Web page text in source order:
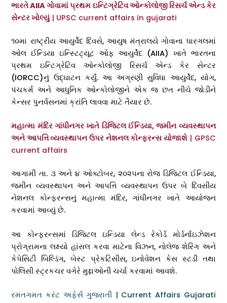
ભારતે AIIA ગોવામાં પ્રથમ ઇન્ટિગ્રેટિવ ઓન્કોલોજી રિસર્ચ એન્ડ કેર
સેન્ટર ખોલ્યું| UPSC current affairs in gujarati
૧૦મા રાષ્ટ્રીય આયુર્વેદ દિવસે, આયુષ મંત્રાલયે ગોવાના ધારગલમાં
ઓલ ઈન્ડિયા ઇન્સ્ટિટ્યૂટ ઓફ આયુર્વેદ (AIIA) ખાતે ભારતના
પ્રથમ ઇન્ટિગ્રેટિવ ઓન્કોલોજી રિસર્ચ એન્ડ કેર સેન્ટર
(IORCC)નું ઉદ્ઘાટન કર્યું. આ અગ્રણી સુવિધા આયુર્વેદ, યોગ,
પંચકર્મ અને આધુનિક ઓન્કોલોજીને એક જ છત નીચે જોડીને
કેન્સર પુનર્વસનમાં ક્રાંતિ લાવવા માટે તૈયાર છે.
મહાત્મા મંદિર ગાંધીનગર ખાતે ડિજિટલ ઈન્ડિયા, જમીન વ્યવસ્થાપન
અને આપત્તિ વ્યવસ્થાપન ઉપર નેશનલ કોન્ફરન્સ યોજાશે| GPSC
current affairs
આગામી તા. ૩ અને ૪ ઓક્ટોબર, ૨૦૨૫ના રોજ ડિજિટલ ઈન્ડિયા,
જમીન વ્યવસ્થાપન અને આપત્તિ વ્યવસ્થાપન ઉપર બે દિવસીય
નેશનલ કોન્ફરન્સનું મહાત્મા મંદિર, ગાંધીનગર ખાતે આયોજન
કરવામાં આવ્યું છે.
આ કોન્ફરન્સમાં ડિજિટલ ઇન્ડિયા લેન્ડ રેકોર્ડ મોર્ડર્નાઇઝેશન
પ્રોગ્રામના લક્ષ્યો હાંસલ કરવા માટેના વિઝન, નોલેજ શેરિંગ અને
કેપેસિટી બિલ્ડિંગ, બેસ્ટ પ્રેકટિસીસ, ઇનોવેશન કેસ સ્ટડી તથા
પોલિસી સ્ટ્રકચર વગેરે મુદ્દાઓની ચર્ચા કરવામાં આવશે.
રમતગમત કરંટ અફેર્સ ગુજરાતી | Current Affairs Gujarati